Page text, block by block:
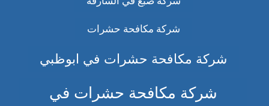
شركة مكافحة حشرات
شركة مكافحة حشرات في ابوظبي
شركة مكافحة حشرات في